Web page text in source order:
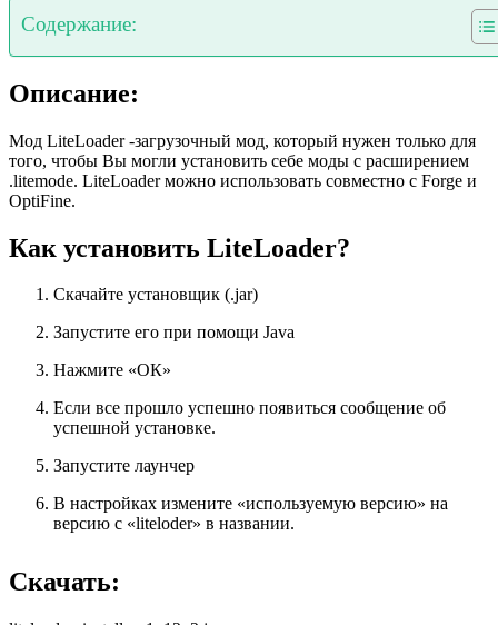
Содержание:
Описание:
Мод LiteLoader -загрузочный мод, который нужен только для
того, чтобы Вы могли установить себе моды с расширением
.litemode. LiteLoader можно использовать совместно с Forge и
OptiFine.
Как установить LiteLoader?
Скачайте установщик (.jar)
Запустите его при помощи Java
Нажмите «ОК»
Если все прошло успешно появиться сообщение об
успешной установке.
Запустите лаунчер
В настройках измените «используемую версию» на
версию с «liteloder» в названии.
Скачать: